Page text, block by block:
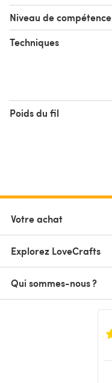
Niveau de compétence
Techniques
Poids du fil
Votre achat
Explorez LoveCrafts
Qui sommes-nous ?